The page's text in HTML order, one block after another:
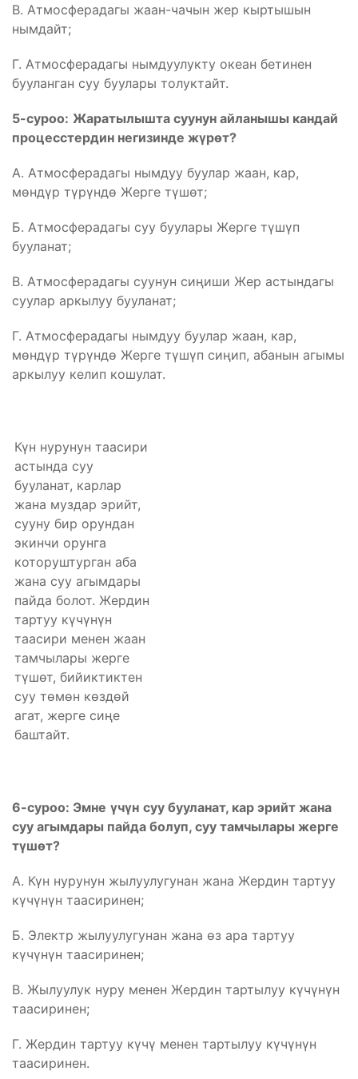
В. Атмосферадагы жаан-чачын жер кыртышын
нымдайт;
Г. Атмосферадагы нымдуулукту океан бетинен
бууланган суу буулары толуктайт.
5-суроо: Жаратылышта суунун айланышы кандай
процесстердин негизинде жүрөт?
А. Атмосферадагы нымдуу буулар жаан, кар,
мөндүр түрүндө Жерге түшөт;
Б. Атмосферадагы суу буулары Жерге түшүп
бууланат;
В. Атмосферадагы суунун сиңиши Жер астындагы
суулар аркылуу бууланат;
Г. Атмосферадагы нымдуу буулар жаан, кар,
мөндүр түрүндө Жерге түшүп сиңип, абанын агымы
аркылуу келип кошулат.
Күн нурунун таасири
астында суу
бууланат, карлар
жана муздар эрийт,
сууну бир орундан
экинчи орунга
которуштурган аба
жана суу агымдары
пайда болот. Жердин
тартуу күчүнүн
таасири менен жаан
тамчылары жерге
түшөт, бийиктиктен
суу төмөн көздөй
агат, жерге сиңе
баштайт.
6-суроо: Эмне үчүн суу бууланат, кар эрийт жана
суу агымдары пайда болуп, суу тамчылары жерге
түшөт?
А. Күн нурунун жылуулугунан жана Жердин тартуу
күчүнүн таасиринен;
Б. Электр жылуулугунан жана өз ара тартуу
күчүнүн таасиринен;
В. Жылуулук нуру менен Жердин тартылуу күчүнүн
таасиринен;
Г. Жердин тартуу күчү менен тартылуу күчүнүн
таасиринен.